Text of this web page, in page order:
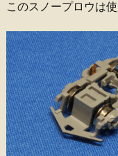
このスノープロウは